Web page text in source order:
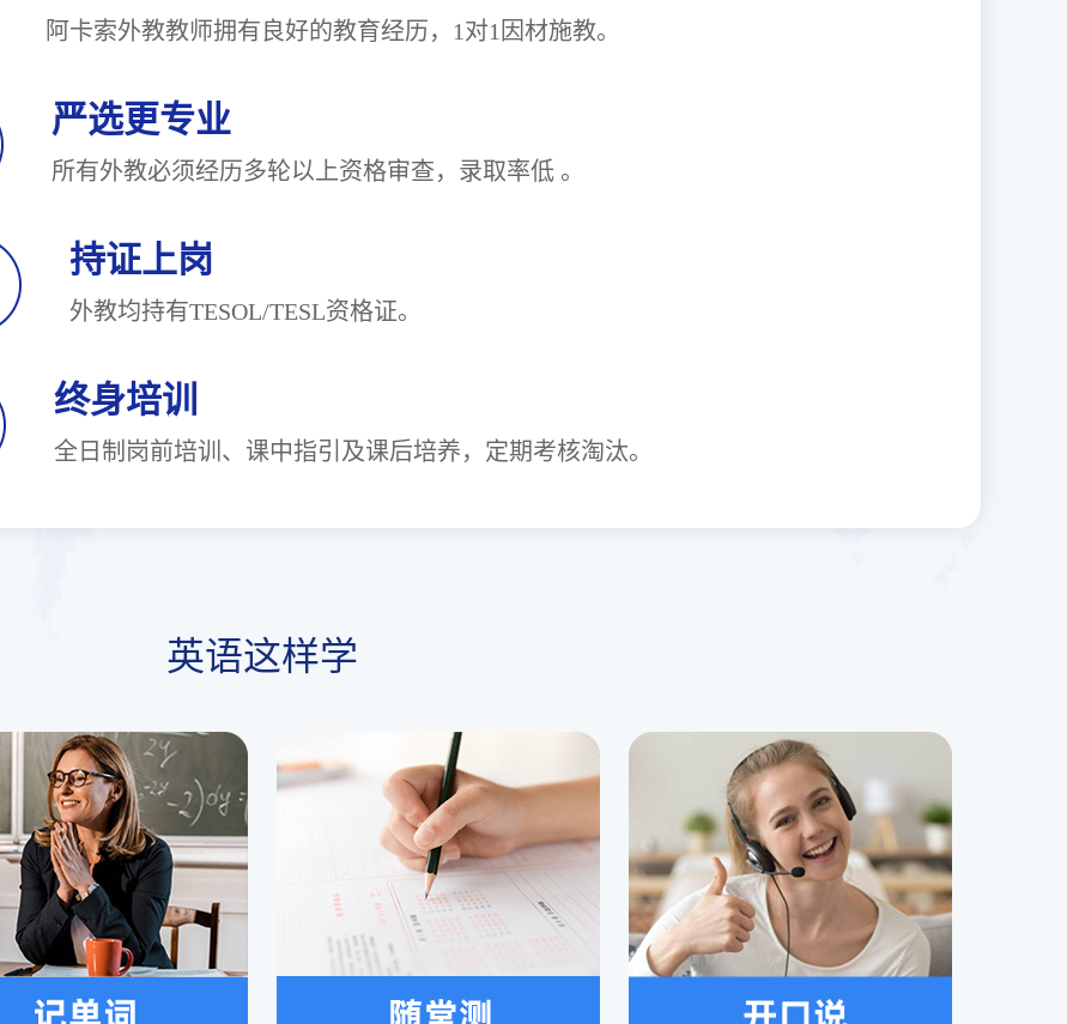
阿卡索外教教师拥有良好的教育经历，1对1因材施教。
严选更专业
所有外教必须经历多轮以上资格审查，录取率低 。
持证上岗
外教均持有TESOL/TESL资格证。
终身培训
全日制岗前培训、课中指引及课后培养，定期考核淘汰。
英语这样学